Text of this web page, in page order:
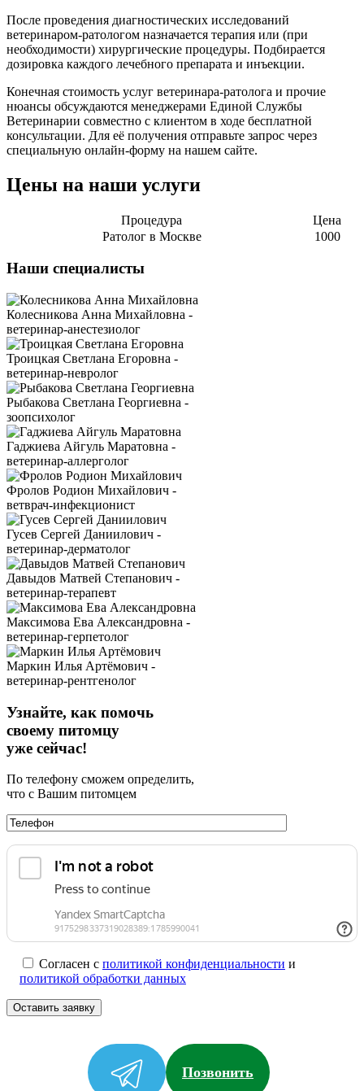
После проведения диагностических исследований
ветеринаром-ратологом назначается терапия или (при
необходимости) хирургические процедуры. Подбирается
дозировка каждого лечебного препарата и инъекции.
Конечная стоимость услуг ветеринара-ратолога и прочие
нюансы обсуждаются менеджерами Единой Службы
Ветеринарии совместно с клиентом в ходе бесплатной
консультации. Для её получения отправьте запрос через
специальную онлайн-форму на нашем сайте.
Цены на наши услуги
Процедура
Цена
Ратолог в Москве
1000
Наши специалисты
Колесникова Анна Михайловна -
ветеринар-анестезиолог
Троицкая Светлана Егоровна -
ветеринар-невролог
Рыбакова Светлана Георгиевна -
зоопсихолог
Гаджиева Айгуль Маратовна -
ветеринар-аллерголог
Фролов Родион Михайлович -
ветврач-инфекционист
Гусев Сергей Даниилович -
ветеринар-дерматолог
Давыдов Матвей Степанович -
ветеринар-терапевт
Максимова Ева Александровна -
ветеринар-герпетолог
Маркин Илья Артёмович -
ветеринар-рентгенолог
Узнайте, как помочь
своему питомцу
уже сейчас!
По телефону сможем определить,
что с Вашим питомцем
Согласен с политикой конфиденциальности и
политикой обработки данных
Позвонить